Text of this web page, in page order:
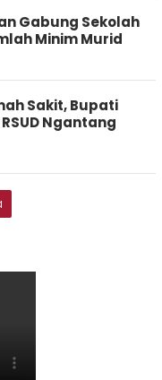
Gabung Sekolah
Minim Murid
Sakit, Bupati
Ngantang